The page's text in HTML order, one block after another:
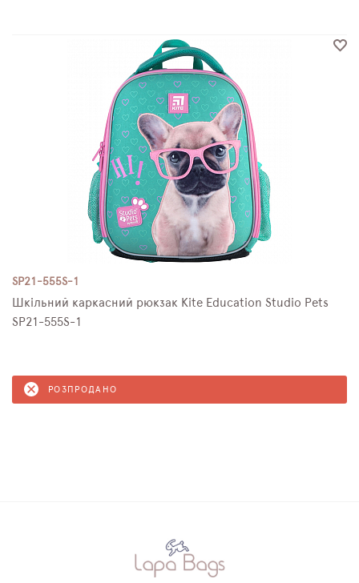
SP21-555S-1
Шкільний каркасний рюкзак Kite Education Studio Pets
SP21-555S-1
РОЗПРОДАНО